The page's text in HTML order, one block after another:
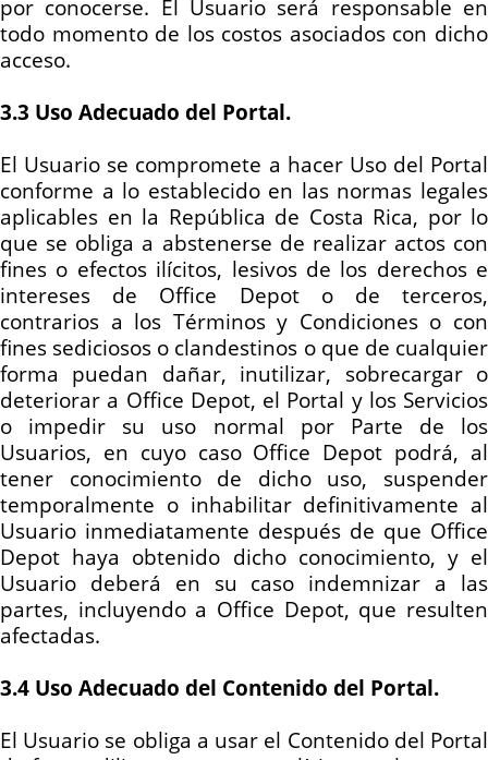
por conocerse. El Usuario será responsable en
todo momento de los costos asociados con dicho
acceso.
3.3 Uso Adecuado del Portal.
El Usuario se compromete a hacer Uso del Portal
conforme a lo establecido en las normas legales
aplicables en la República de Costa Rica, por lo
que se obliga a abstenerse de realizar actos con
fines o efectos ilícitos, lesivos de los derechos e
intereses de Office Depot o de terceros,
contrarios a los Términos y Condiciones o con
fines sediciosos o clandestinos o que de cualquier
forma puedan dañar, inutilizar, sobrecargar o
deteriorar a Office Depot, el Portal y los Servicios
o impedir su uso normal por Parte de los
Usuarios, en cuyo caso Office Depot podrá, al
tener conocimiento de dicho uso, suspender
temporalmente o inhabilitar definitivamente al
Usuario inmediatamente después de que Office
Depot haya obtenido dicho conocimiento, y el
Usuario deberá en su caso indemnizar a las
partes, incluyendo a Office Depot, que resulten
afectadas.
3.4 Uso Adecuado del Contenido del Portal.
El Usuario se obliga a usar el Contenido del Portal